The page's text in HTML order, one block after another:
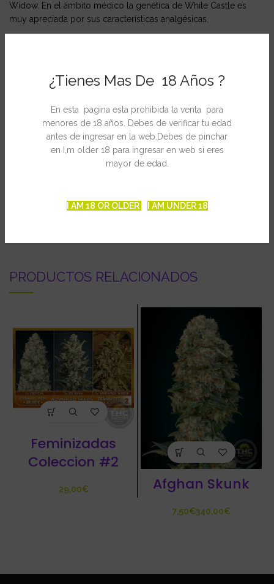
¿Tienes Mas De 18 Años ?
En esta pagina esta prohibida la venta para
menores de 18 años. Debes de verificar tu edad
antes de ingresar en la web.Debes de pinchar
en I,m older 18 para ingresar en web si eres
mayor de edad.
I AM 18 OR OLDER I AM UNDER 18
Widow. En el ámbito médico la genética de White Castle es
muy apreciada por sus características analgésicas.
Medicinal: Si
Duración de la floración: 8 – 10 semanas
Producción: 400 – 500 (g/m² in SOG)
Sabor: hierbas / pino
Altura: media
PRODUCTOS RELACIONADOS
Feminizadas
Coleccion #2
€ Afghan Skunk
€ €